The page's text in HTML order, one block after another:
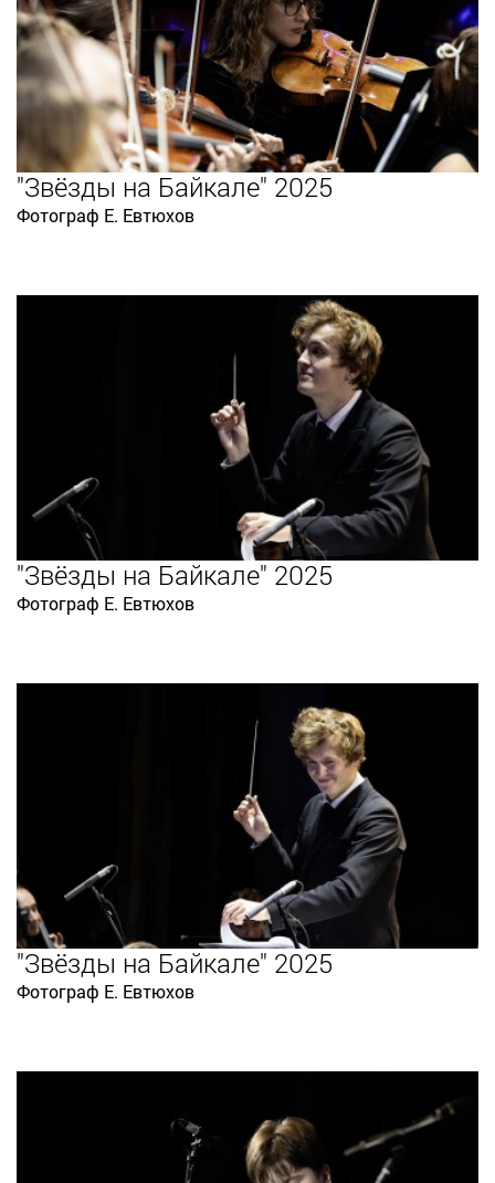
"Звёзды на Байкале" 2025
Фотограф Е. Евтюхов
"Звёзды на Байкале" 2025
Фотограф Е. Евтюхов
"Звёзды на Байкале" 2025
Фотограф Е. Евтюхов